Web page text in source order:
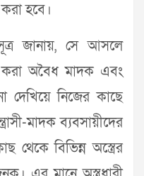
হবে।
জানায়, সে আসলে
করা অবৈধ মাদক এবং
দেখিয়ে নিজের কাছে
মাদক ব্যবসায়ীদের
থেকে বিভিন্ন অস্ত্রের